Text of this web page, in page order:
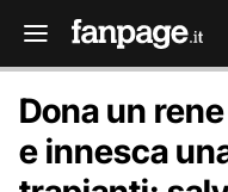
Dona un
e innesca